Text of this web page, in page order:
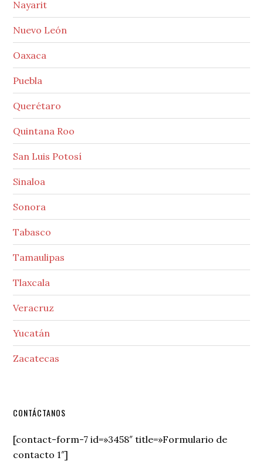
Nayarit
Nuevo León
Oaxaca
Puebla
Querétaro
Quintana Roo
San Luis Potosí
Sinaloa
Sonora
Tabasco
Tamaulipas
Tlaxcala
Veracruz
Yucatán
Zacatecas
Secondary
Sidebar
CONTÁCTANOS
[contact-form-7 id=»3458″ title=»Formulario de
contacto 1″]